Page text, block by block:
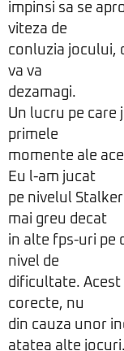
impinsi sa se
viteza de
conluzia jocului,
va va
dezamagi.
Un lucru pe care
primele
momente ale
Eu l-am jucat
pe nivelul
mai greu decat
in alte fps-uri pe
nivel de
dificultate. Acest
corecte, nu
din cauza unor
atatea alte jocuri.